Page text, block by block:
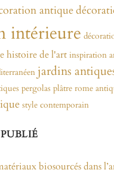
antique
intérieure
histoire de l'art inspiration
jardins
pergolas plâtre rome
style contemporain
biosourcés dans